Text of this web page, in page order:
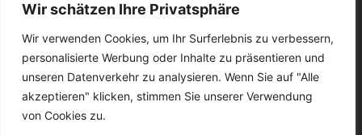
Wir schätzen Ihre Privatsphäre
Wir verwenden Cookies, um Ihr Surferlebnis zu verbessern,
personalisierte Werbung oder Inhalte zu präsentieren und
unseren Datenverkehr zu analysieren. Wenn Sie auf "Alle
akzeptieren" klicken, stimmen Sie unserer Verwendung
von Cookies zu.
info@quintadoscapinhas.com
Quinta dos Capinhas © 2025